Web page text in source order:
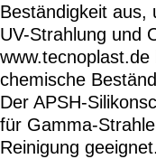
Beständigkeit aus,
UV-Strahlung und
chemische
Der APSH-
für Gamma-
Reinigung